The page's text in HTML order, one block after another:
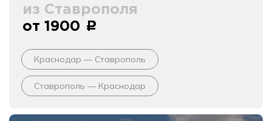
из Ставрополя
от 1900 c
Краснодар — Ставрополь
Ставрополь — Краснодар